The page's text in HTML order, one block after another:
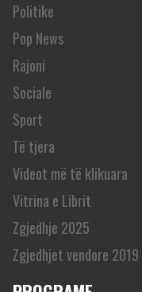
Politike
Pop News
Rajoni
Sociale
Sport
Të tjera
Videot më të klikuara
Vitrina e Librit
Zgjedhje 2025
Zgjedhjet vendore 2019